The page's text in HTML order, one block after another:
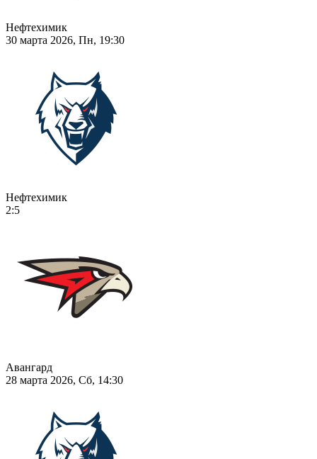
Нефтехимик
30 марта 2026, Пн, 19:30
Нефтехимик
2:5
Авангард
28 марта 2026, Сб, 14:30